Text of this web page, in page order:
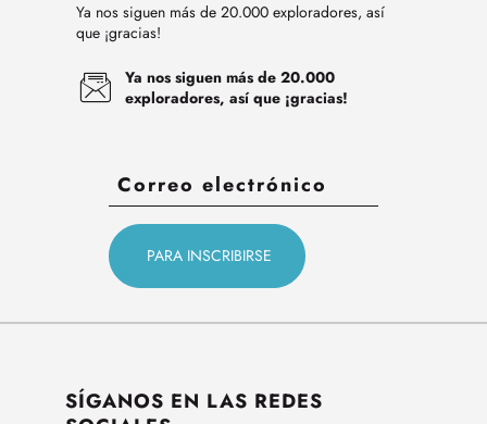
Ya nos siguen más de 20.000 exploradores, así
que ¡gracias!
Ya nos siguen más de 20.000
exploradores, así que ¡gracias!
SÍGANOS EN LAS REDES